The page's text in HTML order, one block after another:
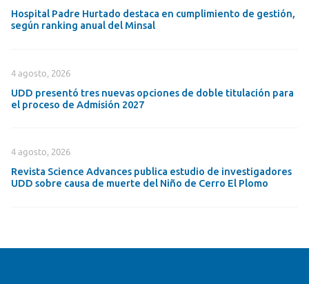
Hospital Padre Hurtado destaca en cumplimiento de gestión,
según ranking anual del Minsal
4 agosto, 2026
UDD presentó tres nuevas opciones de doble titulación para
el proceso de Admisión 2027
4 agosto, 2026
Revista Science Advances publica estudio de investigadores
UDD sobre causa de muerte del Niño de Cerro El Plomo